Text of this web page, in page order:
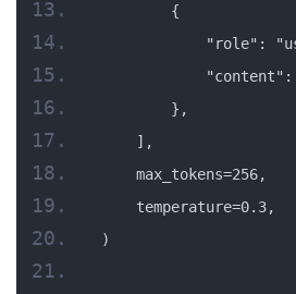
        {
"role":
        },
    ],
    max_tokens=256,
    temperature=0.3,
)